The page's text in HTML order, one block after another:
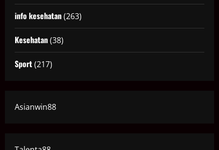
info kesehatan(263)
Kesehatan(38)
Sport(217)
Asianwin88